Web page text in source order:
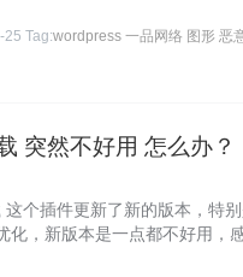
25 Tag:wordpress 一品网络 图形 恶
突然不好用 怎么办？
个插件更新了新的版本，特
化，新版本是一点都不好用，